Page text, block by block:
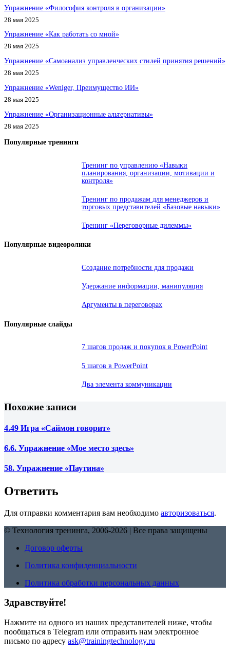
Упражнение «Философия контроля в организации»
28 мая 2025
Упражнение «Как работать со мной»
28 мая 2025
Упражнение «Самоанализ управленческих стилей принятия решений»
28 мая 2025
Упражнение «Weniger, Преимущество ИИ»
28 мая 2025
Упражнение «Организационные альтернативы»
28 мая 2025
Популярные тренинги
Тренинг по управлению «Навыки
планирования, организации, мотивации и
контроля»
Тренинг по продажам для менеджеров и
торговых представителей «Базовые навыки»
Тренинг «Переговорные дилеммы»
Популярные видеоролики
Создание потребности для продажи
Удержание информации, манипуляция
Аргументы в переговорах
Популярные слайды
7 шагов продаж и покупок в PowerPoint
5 шагов в PowerPoint
Два элемента коммуникации
Похожие записи
4.49 Игра «Саймон говорит»
6.6. Упражнение «Мое место здесь»
58. Упражнение «Паутина»
Ответить
Для отправки комментария вам необходимо авторизоваться.
© Технология тренинга, 2006-2026 | Все права защищены
Договор оферты
Политика конфиденциальности
Политика обработки персональных данных
Здравствуйте!
Нажмите на одного из наших представителей ниже, чтобы
пообщаться в Telegram или отправить нам электронное
письмо по адресу ask@trainingtechnology.ru